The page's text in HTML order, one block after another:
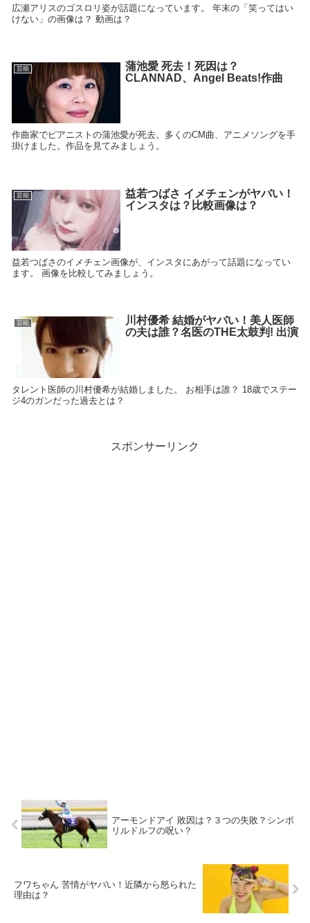
広瀬アリスのゴスロリ姿が話題になっています。 年末の「笑ってはい
けない」の画像は？ 動画は？
芸能
蒲池愛 死去！死因は？
CLANNAD、Angel Beats!作曲
作曲家でピアニストの蒲池愛が死去。多くのCM曲、アニメソングを手
掛けました。作品を見てみましょう。
芸能
益若つばさ イメチェンがヤバい！
インスタは？比較画像は？
益若つばさのイメチェン画像が、インスタにあがって話題になってい
ます。 画像を比較してみましょう。
芸能
川村優希 結婚がヤバい！美人医師
の夫は誰？名医のTHE太鼓判! 出演
タレント医師の川村優希が結婚しました。 お相手は誰？ 18歳でステー
ジ4のガンだった過去とは？
スポンサーリンク
アーモンドアイ 敗因は？３つの失敗？シンボ
リルドルフの呪い？
フワちゃん 苦情がヤバい！近隣から怒られた
理由は？